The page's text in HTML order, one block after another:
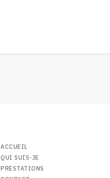
ACCUEIL
QUI SUIS-JE
PRESTATIONS